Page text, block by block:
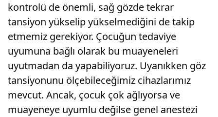
kontrolü de önemli, sağ gözde tekrar
tansiyon yükselip yükselmediğini de takip
etmemiz gerekiyor. Çocuğun tedaviye
uyumuna bağlı olarak bu muayeneleri
uyutmadan da yapabiliyoruz. Uyanıkken göz
tansiyonunu ölçebileceğimiz cihazlarımız
mevcut. Ancak, çocuk çok ağlıyorsa ve
muayeneye uyumlu değilse genel anestezi